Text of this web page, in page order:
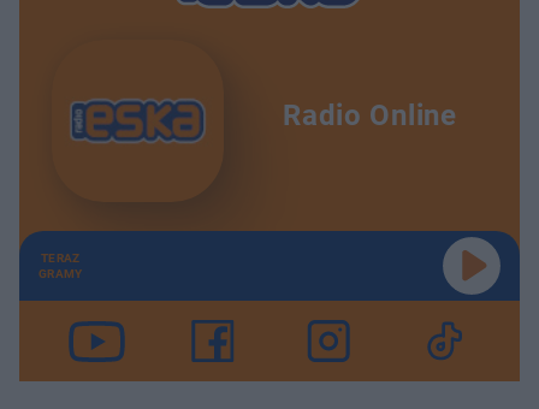
Radio Online
TERAZ
GRAMY